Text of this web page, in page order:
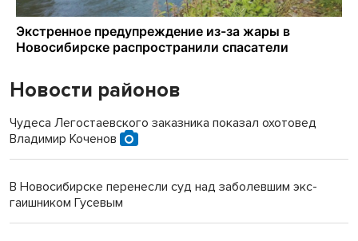
Новости районов
Чудеса Легостаевского заказника показал охотовед
Владимир Коченов
В Новосибирске перенесли суд над заболевшим экс-
гаишником Гусевым